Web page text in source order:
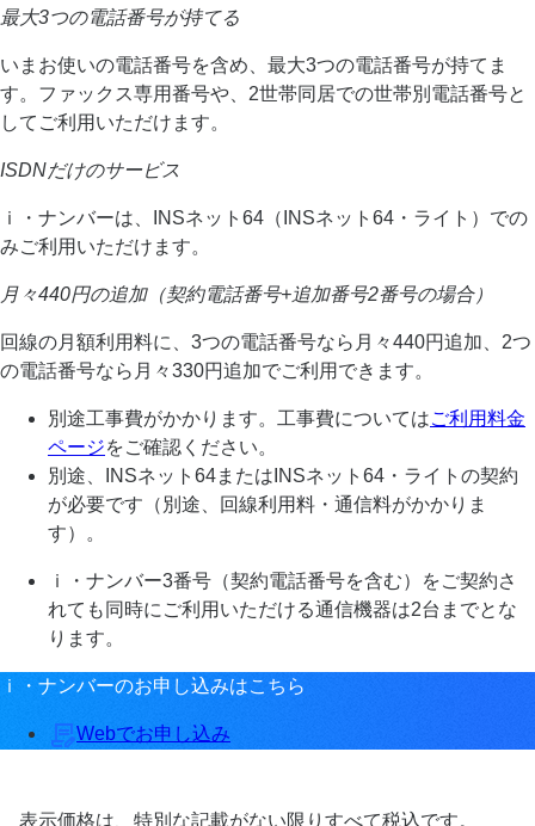
最大3つの電話番号が持てる
いまお使いの電話番号を含め、最大3つの電話番号が持てま
す。ファックス専用番号や、2世帯同居での世帯別電話番号と
してご利用いただけます。
ISDNだけのサービス
ｉ・ナンバーは、INSネット64（INSネット64・ライト）での
みご利用いただけます。
月々440円の追加（契約電話番号+追加番号2番号の場合）
回線の月額利用料に、3つの電話番号なら月々440円追加、2つ
の電話番号なら月々330円追加でご利用できます。
別途工事費がかかります。工事費についてはご利用料金
ページをご確認ください。
別途、INSネット64またはINSネット64・ライトの契約
が必要です（別途、回線利用料・通信料がかかりま
す）。
ｉ・ナンバー3番号（契約電話番号を含む）をご契約さ
れても同時にご利用いただける通信機器は2台までとな
ります。
ｉ・ナンバーのお申し込みはこちら
Webでお申し込み
表示価格は、特別な記載がない限りすべて税込です。